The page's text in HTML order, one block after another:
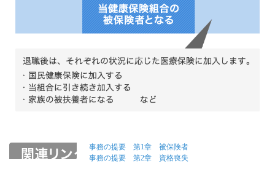
事務の提要 第1章 被保険者
事務の提要 第2章 資格喪失